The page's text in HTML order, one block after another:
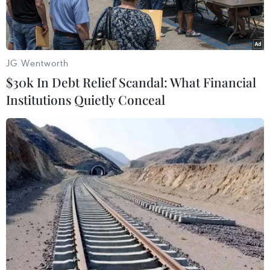
đầu của khách hàng.
Điểm nhấn vườn nổi ở Vinhomes Metropolis hứa hẹn trở thành
một trong những “kiệt tác kiến trúc” của Thủ đô Hà Nội
Là một trong những thương hiệu bất động sản
giá trị nhất năm 2015, Vinhomes cùng với các
sản phẩm đẳng cấp của mình luôn là lựa chọn
JG Wentworth
$30k In Debt Relief Scandal: What Financial
Institutions Quietly Conceal